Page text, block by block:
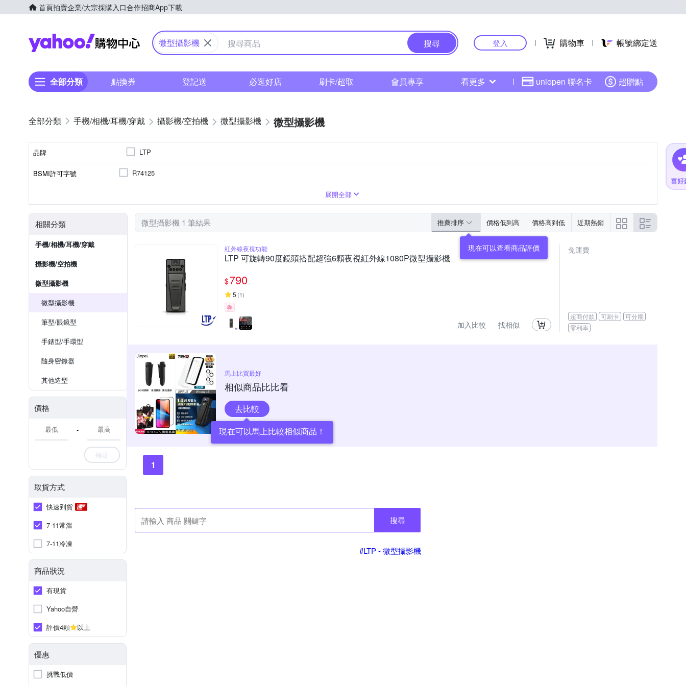
首頁拍賣企業/大宗採購入口合作招商App下載
Yahoo購物中心
微型攝影機 搜尋 登入 購物車 帳號綁定送
全部分類 點換券 登記送 必逛好店 刷卡/超取 會員專享 看更多 uniopen 聯名卡 超贈點
手機/相機/耳機/穿戴 攝影機/空拍機 微型攝影機 微型攝影機
品牌
品牌名稱
LTP
BSMI許可字號 R74125
展開全部
相關分類
手機/相機/耳機/穿戴
攝影機/空拍機
微型攝影機
微型攝影機
筆型/眼鏡型
手錶型/手環型
隨身密錄器
其他造型
價格
-
確定
取貨方式
快速到貨
7-11常溫
7-11冷凍
商品狀況
有現貨
Yahoo自營
評價4顆
以上
優惠
挑戰低價
微型攝影機 1 筆結果 推薦排序 價格低到高 價格高到低 近期熱銷
現在可以查看商品評價
紅外線夜視功能
LTP 可旋轉90度鏡頭搭配超強6顆夜視紅外線1080P微型攝影機
$790
5 (1)
券
加入比較 找相似
免運費
超商付款 可刷卡
可分期
零利率
馬上比買最好
相似商品比比看
去比較
現在可以馬上比較相似商品！
1
搜尋
#LTP - 微型攝影機